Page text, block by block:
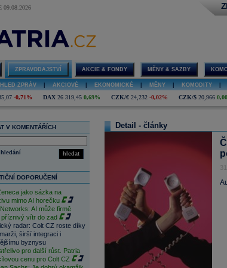
09.08.2026
ZPRAVODAJSTVÍ AKCIE & FONDY MĚNY & SAZBY
ZPRÁV AKCIOVÉ EKONOMICKÉ MĚNY KOMODITY
-0,71% DAX 26 319,45 0,69% CZK/€ 24,232 -0,02% CZK/$ 20,966
V KOMENTÁŘÍCH
hledat
DOPORUČENÍ
jako sázka na
mimo AI horečku
AI může firmě
příznivý vítr do zad
radar: Colt CZ roste díky
širší integraci i
byznysu
pro další růst. Patria
cenu pro Colt CZ
Detail - články